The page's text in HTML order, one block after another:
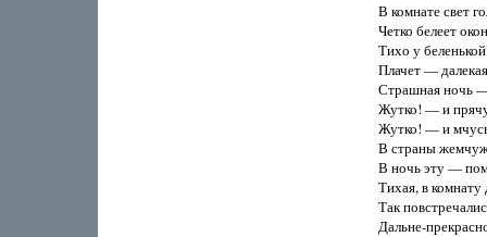
В комнате свет
Четко белеет
Тихо у
Плачет —
Страшная ночь
Жутко! — и
Жутко! — и мчусь
В страны
В ночь эту —
Тихая, в
Так
Дальне-